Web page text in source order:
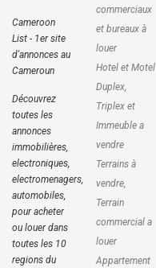
Cameroon
List - 1er site
d'annonces au
Cameroun
Découvrez
toutes les
annonces
immobilières,
electroniques,
electromenagers,
automobiles,
pour acheter
ou louer dans
toutes les 10
regions du
commerciaux
et bureaux à
louer
Hotel et Motel
Duplex,
Triplex et
Immeuble a
vendre
Terrains à
vendre,
Terrain
commercial a
louer
Appartement